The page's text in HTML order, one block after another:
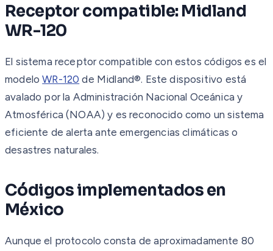
Receptor compatible: Midland
WR-120
El sistema receptor compatible con estos códigos es el
modeloWR-120 de Midland®. Este dispositivo está
avalado por la Administración Nacional Oceánica y
Atmosférica (NOAA) y es reconocido como un sistema
eficiente de alerta ante emergencias climáticas o
desastres naturales.
Códigos implementados en
México
Aunque el protocolo consta de aproximadamente 80